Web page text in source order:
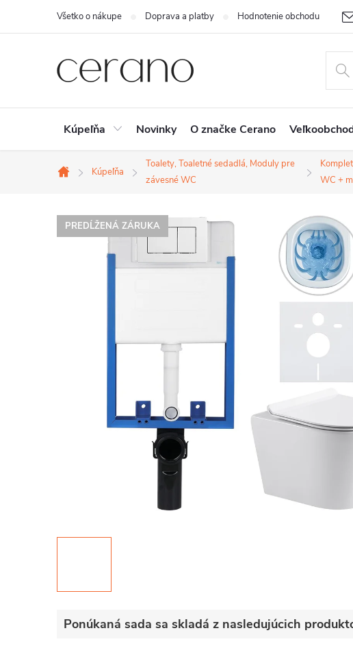
Všetko o nákupe Doprava a platby Hodnotenie obchodu
Kúpeľňa Novinky O značke Cerano
Domov
Kúpeľňa
Toalety, Toaletné sedadlá, Moduly pre
závesné WC
WC +
PREDĹŽENÁ ZÁRUKA
Ponúkaná sada sa skladá z nasledujúcich